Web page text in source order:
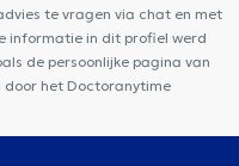
te vragen via chat en met
informatie in dit profiel werd
de persoonlijke pagina van
door het Doctoranytime